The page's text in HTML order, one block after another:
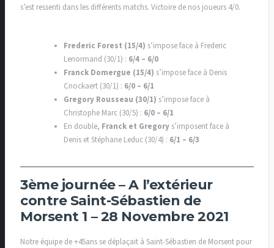
s’est ressenti dans les différents matchs. Victoire de nos joueurs 4/0.
Frederic Forest (15/4) s’impose face à Frederic
Lenormand (30/1) : 6/4 – 6/0
Franck Domergue (15/4) s’impose face à Denis
Cnockaert (30/1) : 6/0 – 6/1
Gregory Rousseau (30/1) s’impose face à
Christophe Marc (30/5) : 6/0 – 6/1
En double, Franck et Gregorys’imposent face à
Denis et Stéphane Leduc (30/4) : 6/1 – 6/3
3ème journée – A l’extérieur
contre Saint-Sébastien de
Morsent 1 – 28 Novembre 2021
Notre équipe de +45ans se déplaçait à Saint-Sébastien de Morsent pour